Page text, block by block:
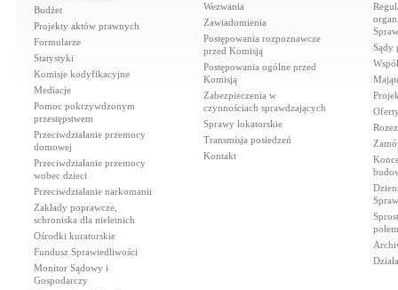
Budżet
Projekty aktów prawnych
Formularze
Statystyki
Komisje kodyfikacyjne
Mediacje
Pomoc pokrzywdzonym
przestępstwem
Przeciwdziałanie przemocy
domowej
Przeciwdziałanie przemocy
wobec dzieci
Przeciwdziałanie narkomanii
Zakłady poprawcze,
schroniska dla nieletnich
Ośrodki kuratorskie
Fundusz Sprawiedliwości
Monitor Sądowy i
Gospodarczy
Wezwania
Zawiadomienia
Postępowania rozpoznawcze
przed Komisją
Postępowania ogólne przed
Komisją
Zabezpieczenia w
czynnościach sprawdzających
Sprawy lokatorskie
Transmisja posiedzeń
Kontakt
Sądy